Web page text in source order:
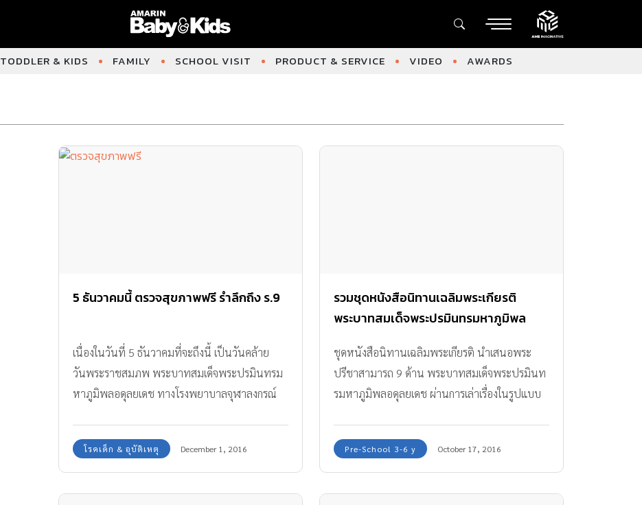
TODDLER & KIDS FAMILY SCHOOL VISIT PRODUCT & SERVICE VIDEO AWARDS
5 ธันวาคมนี้ ตรวจสุขภาพฟรี รำลึกถึง ร.9
เนื่องในวันที่ 5 ธันวาคมที่จะถึงนี้ เป็นวันคล้าย
วันพระราชสมภพ พระบาทสมเด็จพระปรมินทรม
หาภูมิพลอดุลยเดช ทางโรงพยาบาลจุฬาลงกรณ์
พัฒนา จึงจัดโครงการ ตรวจสุขภาพฟรี ขึ้น
โรคเด็ก & อุบัติเหตุ December 1, 2016
รวมชุดหนังสือนิทานเฉลิมพระเกียรติ
พระบาทสมเด็จพระปรมินทรมหาภูมิพล
ชุดหนังสือนิทานเฉลิมพระเกียรติ นำเสนอพระ
ปรีชาสามารถ 9 ด้าน พระบาทสมเด็จพระปรมินท
รมหาภูมิพลอดุลยเดช ผ่านการเล่าเรื่องในรูปแบบ
Pre-School 3-6 y October 17, 2016